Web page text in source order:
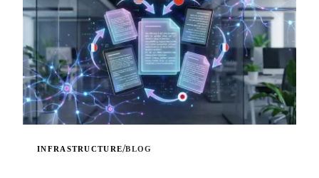
INFRASTRUCTURE/BLOG